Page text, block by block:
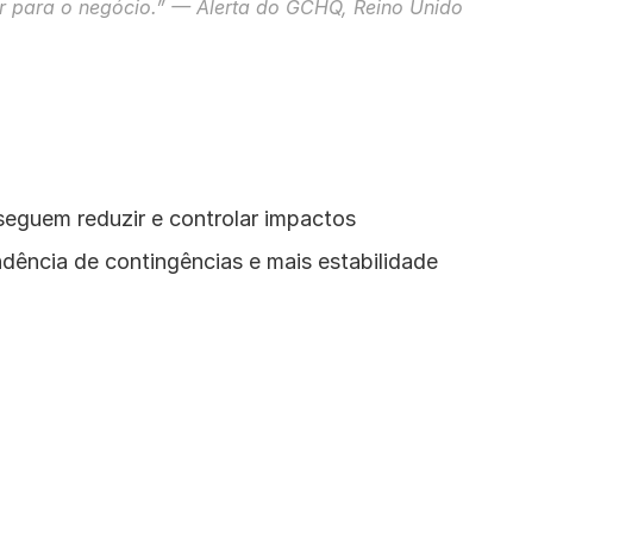
para o negócio.” — Alerta do GCHQ, Reino Unido
reduzir e controlar impactos
de contingências e mais estabilidade